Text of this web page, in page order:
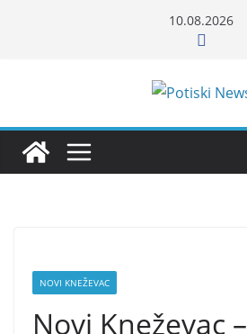
10.08.2026
NOVI KNEŽEVAC
Novi Kneževac –